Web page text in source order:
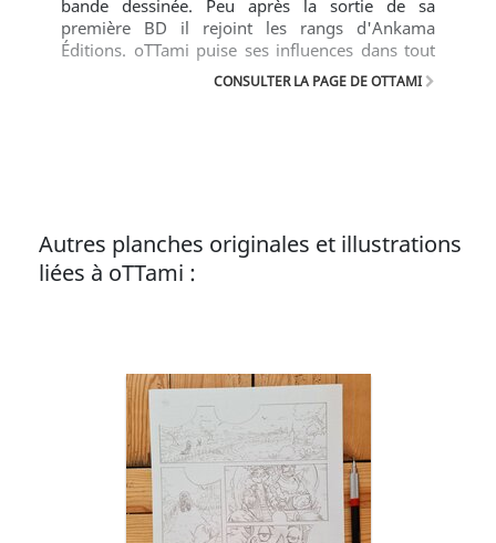
bande dessinée. Peu après la sortie de sa
première BD il rejoint les rangs d'Ankama
Éditions. oTTami puise ses influences dans tout
ce qui l'entoure, que ce soit le cinéma, le
CONSULTER LA PAGE DE OTTAMI
Autres planches originales et illustrations
liées à oTTami :